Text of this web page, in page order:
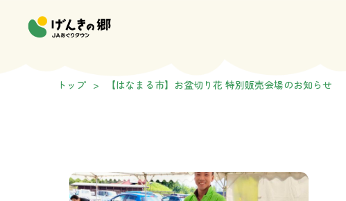
トップ > 【はなまる市】お盆切り花 特別販売会場のお知らせ